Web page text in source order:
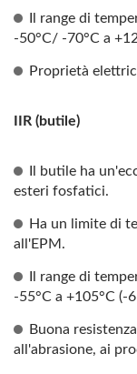
Il range di
-50°C/ -70°C a
Proprietà
IIR (butile)
Il butile ha
esteri fosfatici.
Ha un limite di
all'EPM.
Il range di
-55°C a +105°C (-
Buona
all'abrasione, ai